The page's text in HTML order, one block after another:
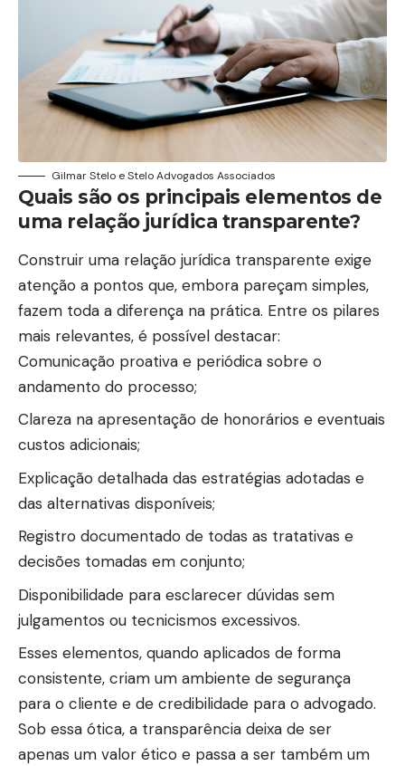
Gilmar Stelo e Stelo Advogados Associados
Quais são os principais elementos de
uma relação jurídica transparente?
Construir uma relação jurídica transparente exige
atenção a pontos que, embora pareçam simples,
fazem toda a diferença na prática. Entre os pilares
mais relevantes, é possível destacar:
Comunicação proativa e periódica sobre o
andamento do processo;
Clareza na apresentação de honorários e eventuais
custos adicionais;
Explicação detalhada das estratégias adotadas e
das alternativas disponíveis;
Registro documentado de todas as tratativas e
decisões tomadas em conjunto;
Disponibilidade para esclarecer dúvidas sem
julgamentos ou tecnicismos excessivos.
Esses elementos, quando aplicados de forma
consistente, criam um ambiente de segurança
para o cliente e de credibilidade para o advogado.
Sob essa ótica, a transparência deixa de ser
apenas um valor ético e passa a ser também um